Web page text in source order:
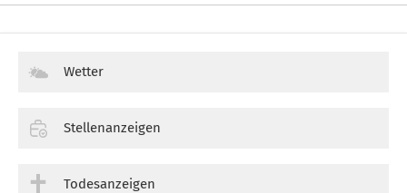
Wetter
Stellenanzeigen
Todesanzeigen